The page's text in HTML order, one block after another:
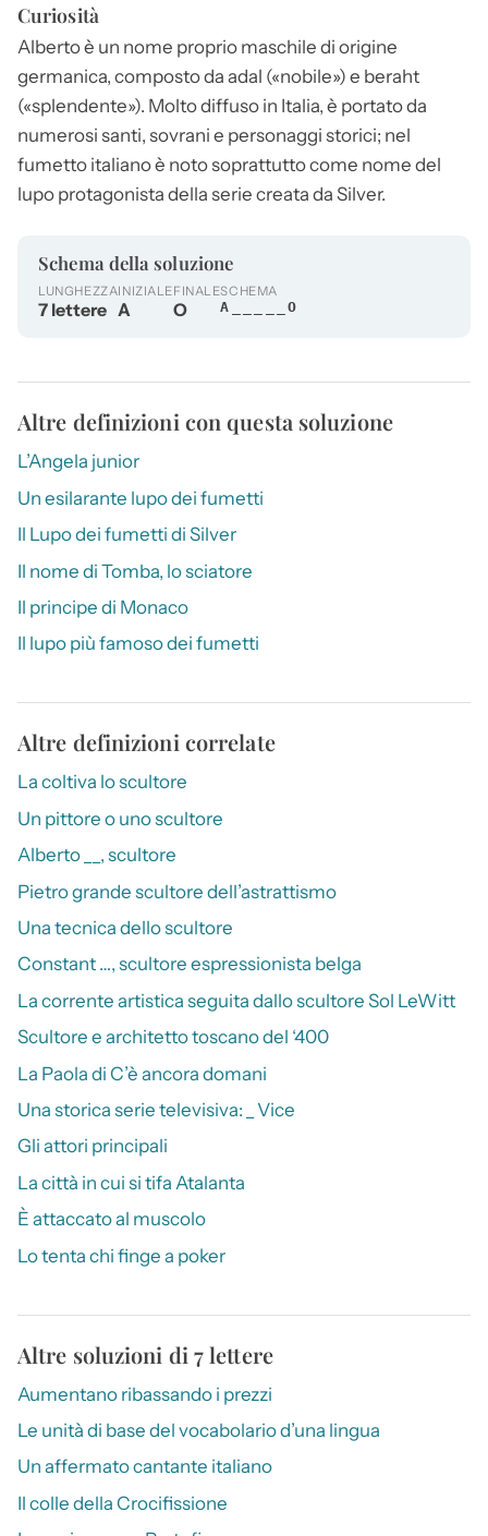
Curiosità
Albertoè un nome proprio maschile di origine
germanica, composto da adal («nobile») e beraht
(«splendente»). Molto diffuso in Italia, è portato da
numerosi santi, sovrani e personaggi storici; nel
fumetto italiano è noto soprattutto come nome del
lupo protagonista della serie creata da Silver.
Schema della soluzione
LUNGHEZZA
7 lettere
INIZIALE
A
FINALE
O
SCHEMA
A_____O
Altre definizioni con questa soluzione
L’Angela junior
Un esilarante lupo dei fumetti
Il Lupo dei fumetti di Silver
Il nome di Tomba, lo sciatore
Il principe di Monaco
Il lupo più famoso dei fumetti
Altre definizioni correlate
La coltiva lo scultore
Un pittore o uno scultore
Alberto __, scultore
Pietro grande scultore dell’astrattismo
Una tecnica dello scultore
Constant …, scultore espressionista belga
La corrente artistica seguita dallo scultore Sol LeWitt
Scultore e architetto toscano del ‘400
La Paola di C’è ancora domani
Una storica serie televisiva: _ Vice
Gli attori principali
La città in cui si tifa Atalanta
È attaccato al muscolo
Lo tenta chi finge a poker
Altre soluzioni di 7 lettere
Aumentano ribassando i prezzi
Le unità di base del vocabolario d’una lingua
Un affermato cantante italiano
Il colle della Crocifissione